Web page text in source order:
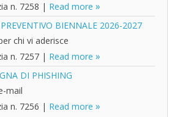
n. 7258 | Read more
BIENNALE 2026-2027
chi vi aderisce
n. 7257 | Read more
DI PHISHING
mail
n. 7256 | Read more